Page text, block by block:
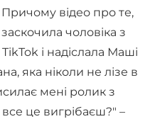
Причому відео про те,
чоловіка з
і надіслала Маші
яка ніколи не лізе в
мені ролик з
це вигрібаєш?" –